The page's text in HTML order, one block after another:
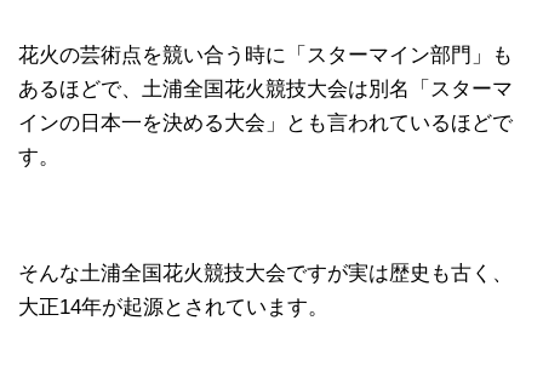
花火の芸術点を競い合う時に「スターマイン部門」も
あるほどで、土浦全国花火競技大会は別名「スターマ
インの日本一を決める大会」とも言われているほどで
す。
そんな土浦全国花火競技大会ですが実は歴史も古く、
大正14年が起源とされています。